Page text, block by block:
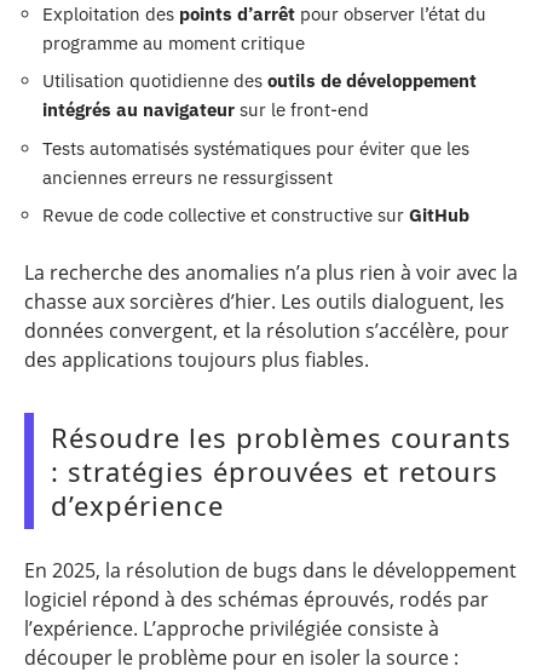
Exploitation des points d’arrêt pour observer l’état du
programme au moment critique
Utilisation quotidienne des outils de développement
intégrés au navigateur sur le front-end
Tests automatisés systématiques pour éviter que les
anciennes erreurs ne ressurgissent
Revue de code collective et constructive sur GitHub
La recherche des anomalies n’a plus rien à voir avec la
chasse aux sorcières d’hier. Les outils dialoguent, les
données convergent, et la résolution s’accélère, pour
des applications toujours plus fiables.
Résoudre les problèmes courants
: stratégies éprouvées et retours
d’expérience
En 2025, la résolution de bugs dans le développement
logiciel répond à des schémas éprouvés, rodés par
l’expérience. L’approche privilégiée consiste à
découper le problème pour en isoler la source :